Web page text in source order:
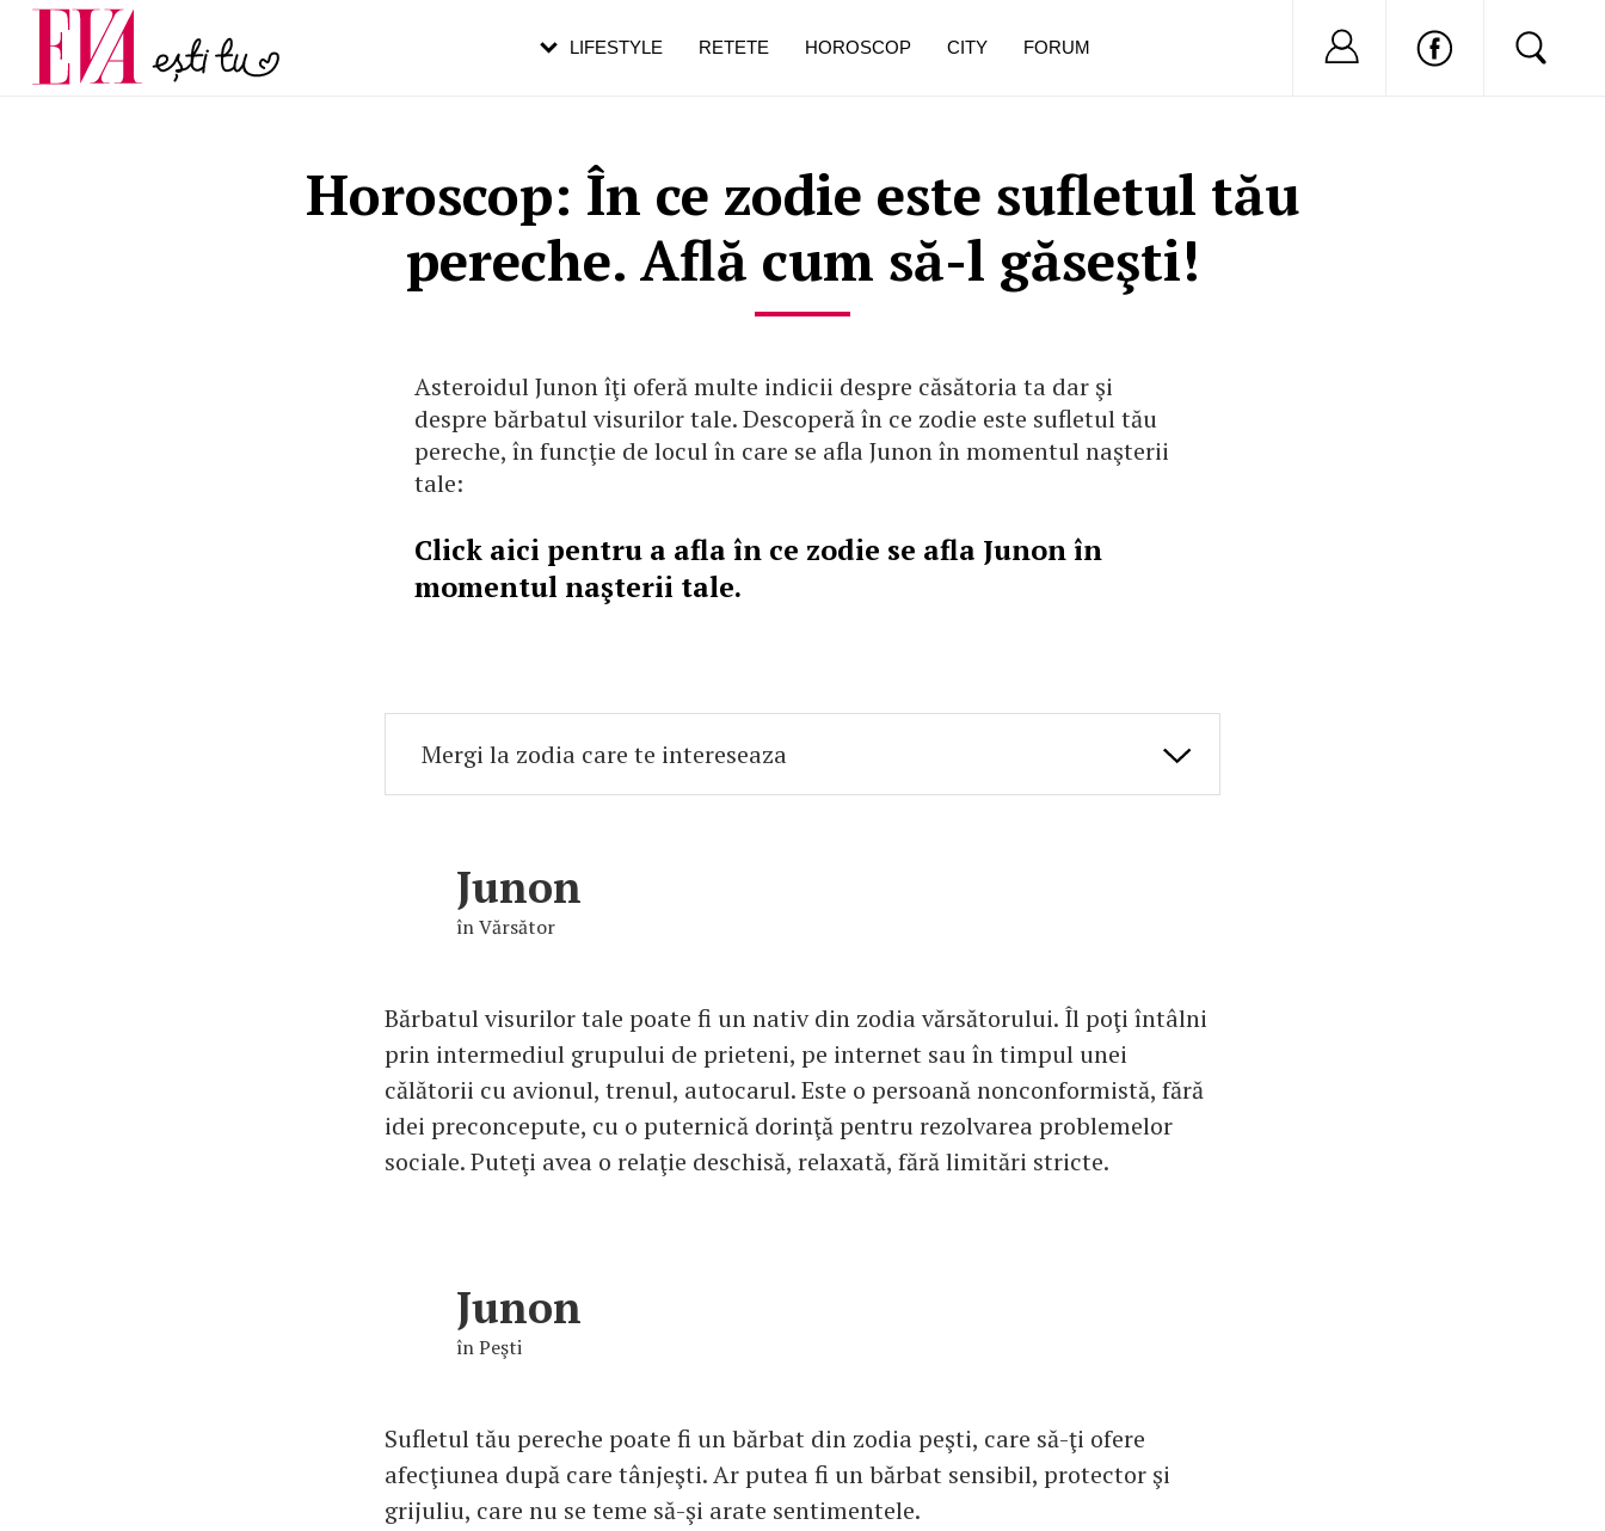
Horoscop: În ce zodie este sufletul tău
pereche. Află cum să-l găseşti!
Asteroidul Junon îţi oferă multe indicii despre căsătoria ta dar şi
despre bărbatul visurilor tale. Descoperă în ce zodie este sufletul tău
pereche, în funcţie de locul în care se afla Junon în momentul naşterii
tale:
Click aici pentru a afla în ce zodie se afla Junon în
momentul naşterii tale.
Junon
în Vărsător
Bărbatul visurilor tale poate fi un nativ din zodia vărsătorului. Îl poţi întâlni
prin intermediul grupului de prieteni, pe internet sau în timpul unei
călătorii cu avionul, trenul, autocarul. Este o persoană nonconformistă, fără
idei preconcepute, cu o puternică dorinţă pentru rezolvarea problemelor
sociale. Puteţi avea o relaţie deschisă, relaxată, fără limitări stricte.
Junon
în Peşti
Sufletul tău pereche poate fi un bărbat din zodia peşti, care să-ţi ofere
afecţiunea după care tânjeşti. Ar putea fi un bărbat sensibil, protector şi
grijuliu, care nu se teme să-şi arate sentimentele.
LIFESTYLE RETETE HOROSCOP CITY FORUM Nu ai cont?
Carieră
Actualitate
pe măsură ce înaintezi în vârstă
de dureroasă este investigația